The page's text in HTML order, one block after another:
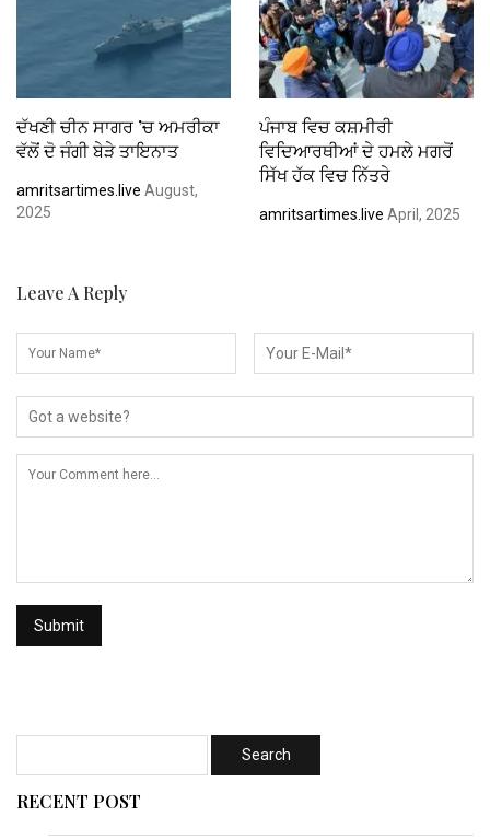
ਦੱਖਣੀ ਚੀਨ ਸਾਗਰ ’ਚ ਅਮਰੀਕਾ
ਵੱਲੋਂ ਦੋ ਜੰਗੀ ਬੇੜੇ ਤਾਇਨਾਤ
amritsartimes.live August,
2025
ਪੰਜਾਬ ਵਿਚ ਕਸ਼ਮੀਰੀ
ਵਿਦਿਆਰਥੀਆਂ ਦੇ ਹਮਲੇ ਮਗਰੋਂ
ਸਿੱਖ ਹੱਕ ਵਿਚ ਨਿੱਤਰੇ
amritsartimes.live April, 2025
Leave A Reply
RECENT POST